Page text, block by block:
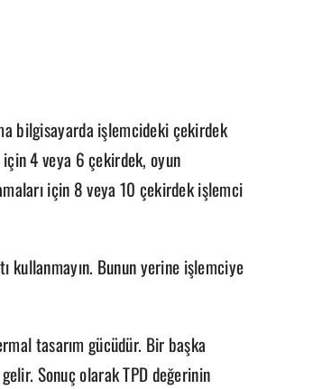
bilgisayarda işlemcideki çekirdek
için 4 veya 6 çekirdek, oyun
için 8 veya 10 çekirdek işlemci
kullanmayın. Bunun yerine işlemciye
tasarım gücüdür. Bir başka
Sonuç olarak TPD değerinin